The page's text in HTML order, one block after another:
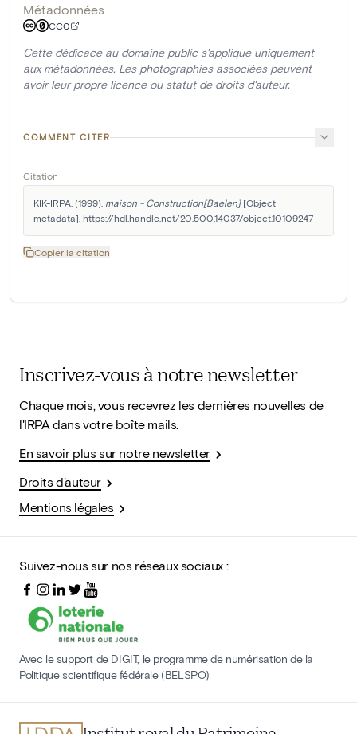
Métadonnées
CC0
Cette dédicace au domaine public s'applique uniquement
aux métadonnées. Les photographies associées peuvent
avoir leur propre licence ou statut de droits d'auteur.
COMMENT CITER
Citation
KIK-IRPA. (1999). maison - Construction[Baelen] [Object
metadata]. https://hdl.handle.net/20.500.14037/object.10109247
Copier la citation
Inscrivez-vous à notre newsletter
Chaque mois, vous recevrez les dernières nouvelles de
l'IRPA dans votre boîte mails.
En savoir plus sur notre newsletter
Droits d'auteur
Mentions légales
Suivez-nous sur nos réseaux sociaux :
Avec le support de DIGIT, le programme de numérisation de la
Politique scientifique fédérale (BELSPO)